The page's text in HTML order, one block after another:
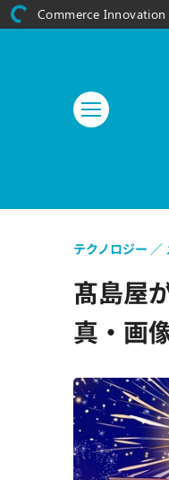
髙島屋
真・画
テクノロジー
Commerce